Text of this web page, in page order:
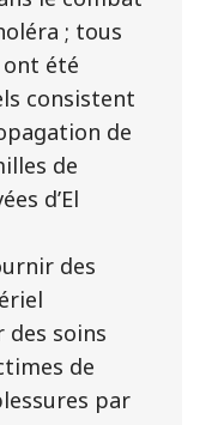
; tous
ont été
consistent
de
de
d’El
des
des soins
de
par